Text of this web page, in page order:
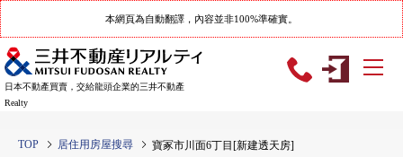
本網頁為自動翻譯，內容並非100%準確實。
日本不動產買賣，交給龍頭企業的三井不動產
Realty
TOP 居住用房屋搜尋 寶冢市川面6丁目[新建透天房]